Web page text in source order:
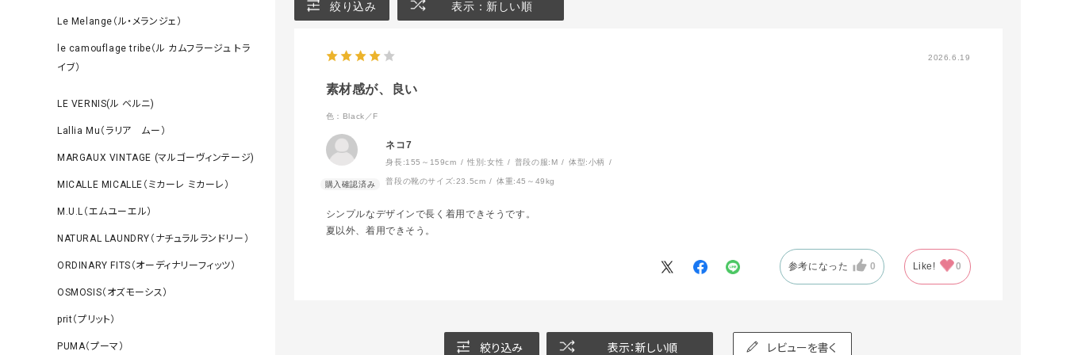
Le Melange（ル・メランジェ）
le camouflage tribe（ル カムフラージュ トラ
イブ）
LE VERNIS(ル ベルニ)
Lallia Mu（ラリア ムー）
MARGAUX VINTAGE (マルゴーヴィンテージ)
MICALLE MICALLE（ミカーレ ミカーレ）
M.U.L（エムユーエル）
NATURAL LAUNDRY（ナチュラルランドリー）
ORDINARY FITS（オーディナリーフィッツ）
OSMOSIS（オズモーシス）
prit（プリット）
PUMA（プーマ）
絞り込み 表示：新しい順
2026.6.19
素材感が、良い
色：Black／F
ネコ7
身長:155～159cm 性別:女性 普段の服: M 体型:小柄
普段の靴のサイズ:23.5cm 体重:45～49kg
シンプルなデザインで長く着用できそうです。
夏以外、着用できそう。
参考になった 0 Like! 0
絞り込み 表示：新しい順 レビューを書く